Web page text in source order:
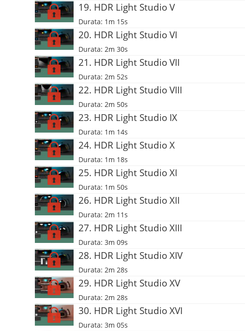
19. HDR Light Studio V
Durata: 1m 15s
20. HDR Light Studio VI
Durata: 2m 30s
21. HDR Light Studio VII
Durata: 2m 52s
22. HDR Light Studio VIII
Durata: 2m 50s
23. HDR Light Studio IX
Durata: 1m 14s
24. HDR Light Studio X
Durata: 1m 18s
25. HDR Light Studio XI
Durata: 1m 50s
26. HDR Light Studio XII
Durata: 2m 11s
27. HDR Light Studio XIII
Durata: 3m 09s
28. HDR Light Studio XIV
Durata: 2m 28s
29. HDR Light Studio XV
Durata: 2m 28s
30. HDR Light Studio XVI
Durata: 3m 05s